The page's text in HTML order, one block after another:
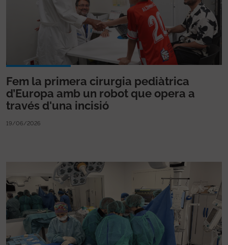
Fem la primera cirurgia pediàtrica
d’Europa amb un robot que opera a
través d'una incisió
19/06/2026